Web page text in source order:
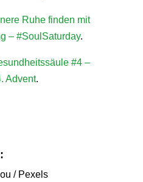
Ruhe finden mit
– #SoulSaturday.
#4 –
Advent.
/ Pexels